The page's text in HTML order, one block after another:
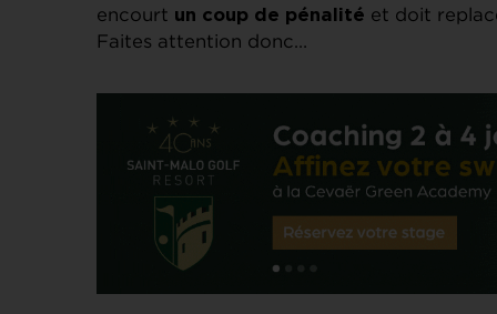
encourt un coup de pénalité et doit
Faites attention donc…